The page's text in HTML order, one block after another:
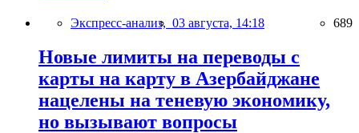
Экспресс-анализ, 03 августа, 14:18 689
Новые лимиты на переводы с
карты на карту в Азербайджане
нацелены на теневую экономику,
но вызывают вопросы